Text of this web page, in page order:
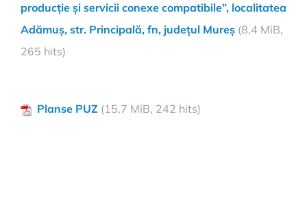
producție și servicii conexe compatibile”, localitatea
Adămuș, str. Principală, fn, județul Mureș (8,4 MiB,
265 hits)
Planse PUZ (15,7 MiB, 242 hits)